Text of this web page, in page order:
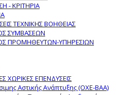
- ΚΡΙΤΗΡΙΑ
ΤΕΧΝΙΚΗΣ ΒΟΗΘΕΙΑΣ
ΣΥΜΒΑΣΕΩΝ
ΠΡΟΜΗΘΕΥΤΩΝ-ΥΠΗΡΕΣΙΩΝ
ΕΠΕΝΔΥΣΕΙΣ
Αστικής Ανάπτυξης (ΟΧΕ-ΒΑΑ)